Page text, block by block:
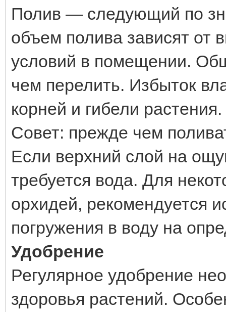
Полив — следующий по
объем полива зависят от
условий в помещении.
чем перелить. Избыток
корней и гибели растения.
Совет: прежде чем
Если верхний слой на
требуется вода. Для
орхидей, рекомендуется
погружения в воду на
Удобрение
Регулярное удобрение
здоровья растений.